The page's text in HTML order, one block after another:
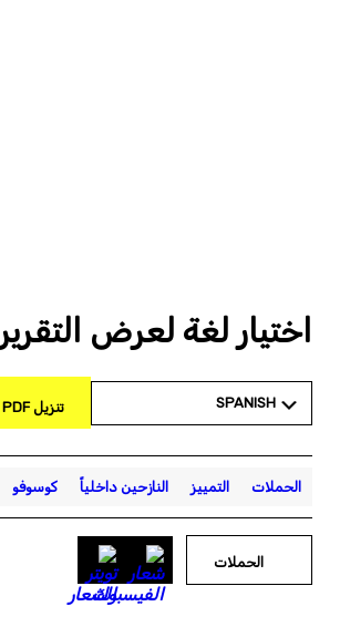
اختيار لغة لعرض التقرير
SPANISH تنزيل PDF
الحملات التمييز النازحين داخلياً كوسوفو
الحملات